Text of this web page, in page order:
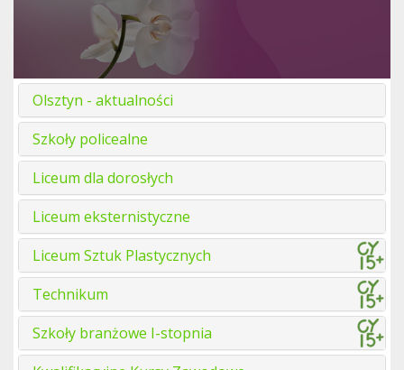
Olsztyn - aktualności
Szkoły policealne
Liceum dla dorosłych
Liceum eksternistyczne
Liceum Sztuk Plastycznych
Technikum
Szkoły branżowe I-stopnia